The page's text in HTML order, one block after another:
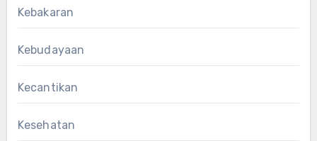
Kebakaran
Kebudayaan
Kecantikan
Kesehatan